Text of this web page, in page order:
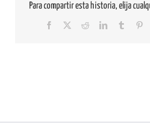
Para compartir esta historia, elija
Facebook RedditLinkedInTumblr